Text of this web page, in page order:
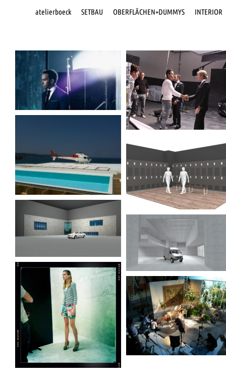
atelierboeck SETBAU OBERFLÄCHEN+DUMMYS INTERIOR